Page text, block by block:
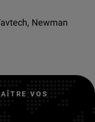
Newman
VOS